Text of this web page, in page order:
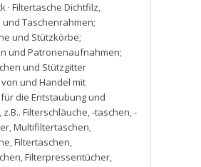
· Filtertasche Dichtfilz,
Taschenrahmen;
und Stützkörbe;
und Patronenaufnahmen;
und Stützgitter
und Handel mit
die Entstaubung und
, z.B.. Filterschläuche,-taschen,-
,Multifiltertaschen,
,Filtertaschen,
,Filterpressentücher,